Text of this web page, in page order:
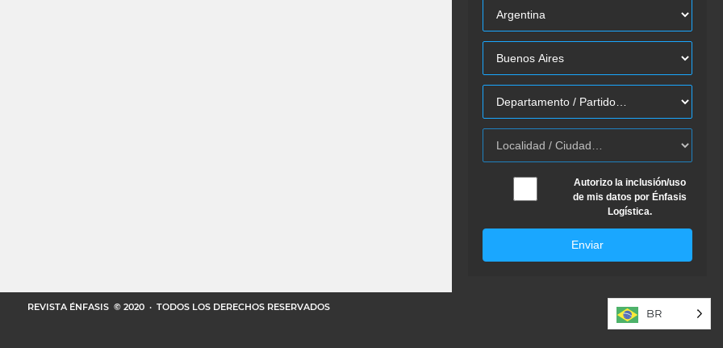
Autorizo la inclusión/uso
de mis datos por Énfasis
Logística.
Enviar
REVISTA ÉNFASIS © 2020 · TODOS LOS DERECHOS RESERVADOS BR